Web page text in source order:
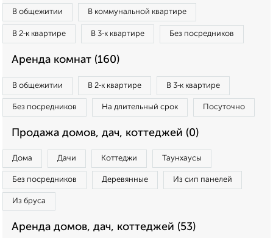
В общежитии В коммунальной квартире
В 2‑к квартире В 3‑к квартире Без посредников
Аренда комнат (160)
В общежитии В 2‑к квартире В 3‑к квартире
Без посредников На длительный срок Посуточно
Продажа домов, дач, коттеджей (0)
Дома Дачи Коттеджи Таунхаусы
Без посредников Деревянные Из сип панелей
Из бруса
Аренда домов, дач, коттеджей (53)